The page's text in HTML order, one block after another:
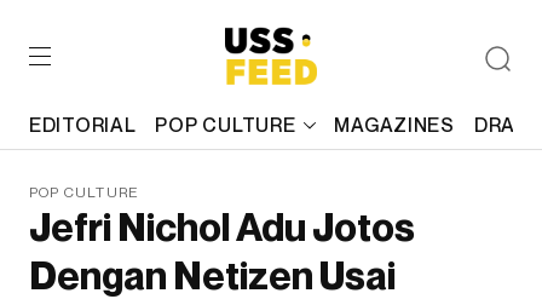
EDITORIAL POP CULTURE MAGAZINES
POP CULTURE
Jefri Nichol Adu Jotos
Dengan Netizen Usai